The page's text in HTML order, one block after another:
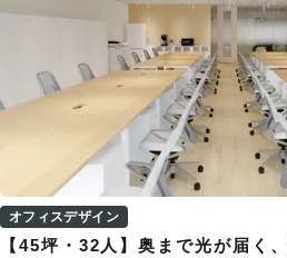
オフィスデザイン
【45坪・32人】奥まで光が届く